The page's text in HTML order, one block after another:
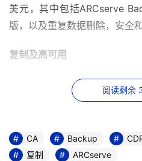
美元，其中包括ARCserve
版，以及重复数据删除，安全和
复制及高可用
ARCserve Replication
（CDP），在更新后其包括
Dynamics CRM v4和
件。
阅读剩余
CA Backup
复制
ARCserve